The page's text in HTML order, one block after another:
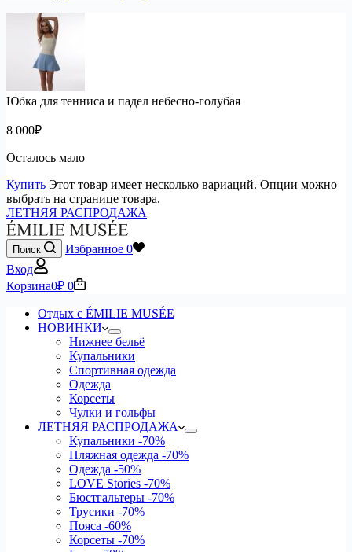
Юбка для тенниса и падел небесно-голубая
8 000₽
Осталось мало
Купить Этот товар имеет несколько вариаций. Опции можно
выбрать на странице товара.
ЛЕТНЯЯ РАСПРОДАЖА
Поиск Избранное 0
Вход
Корзина0₽ 0
Отдых с ÉMILIE MUSÉE
НОВИНКИ
Нижнее бельё
Купальники
Спортивная одежда
Одежда
Корсеты
Чулки и гольфы
ЛЕТНЯЯ РАСПРОДАЖА
Купальники -70%
Пляжная одежда -70%
Одежда -50%
LOVE Stories -70%
Бюстгальтеры -70%
Трусики -70%
Пояса -60%
Корсеты -70%